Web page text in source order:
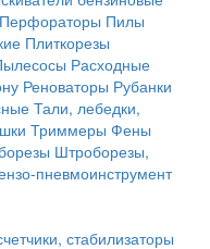
Перфораторы Пилы
Плиткорезы
Расходные
Реноваторы Рубанки
Тали, лебедки,
Триммеры Фены
Штроборезы,
пневмоинструмент
стабилизаторы